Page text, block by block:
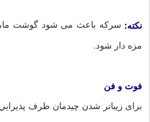
نكته: سركه باعث می شود گوشت
مزه دار شود.
فوت و فن
برای زيباتر شدن چيدمان ظرف